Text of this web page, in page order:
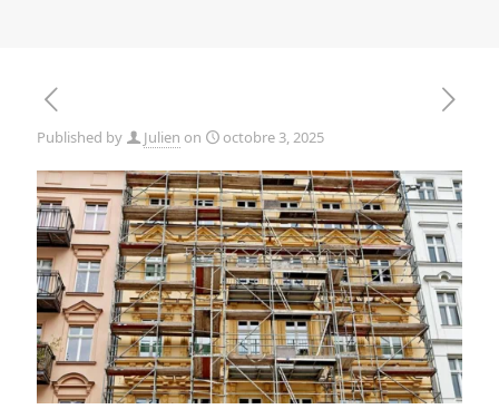
Published by Julien on octobre 3, 2025